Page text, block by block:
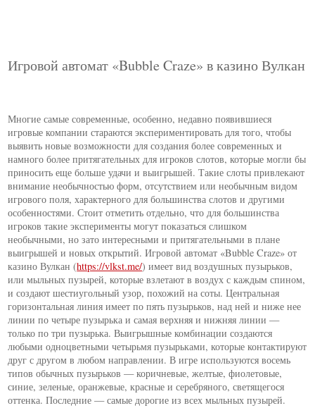
Игровой автомат «Bubble Craze» в казино Вулкан
Многие самые современные, особенно, недавно появившиеся
игровые компании стараются экспериментировать для того, чтобы
выявить новые возможности для создания более современных и
намного более притягательных для игроков слотов, которые могли бы
приносить еще больше удачи и выигрышей. Такие слоты привлекают
внимание необычностью форм, отсутствием или необычным видом
игрового поля, характерного для большинства слотов и другими
особенностями. Стоит отметить отдельно, что для большинства
игроков такие эксперименты могут показаться слишком
необычными, но зато интересными и притягательными в плане
выигрышей и новых открытий. Игровой автомат «Bubble Craze» от
казино Вулкан (https://vlkst.me/) имеет вид воздушных пузырьков,
или мыльных пузырей, которые взлетают в воздух с каждым спином,
и создают шестиугольный узор, похожий на соты. Центральная
горизонтальная линия имеет по пять пузырьков, над ней и ниже нее
линии по четыре пузырька и самая верхняя и нижняя линии —
только по три пузырька. Выигрышные комбинации создаются
любыми одноцветными четырьмя пузырьками, которые контактируют
друг с другом в любом направлении. В игре используются восемь
типов обычных пузырьков — коричневые, желтые, фиолетовые,
синие, зеленые, оранжевые, красные и серебряного, светящегося
оттенка. Последние — самые дорогие из всех мыльных пузырей.